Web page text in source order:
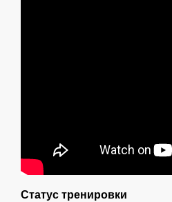
Статус тренировки